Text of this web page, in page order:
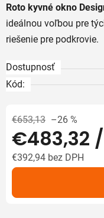
Roto kyvné okno
ideálnou voľbou pre
riešenie pre podkrovie.
Dostupnosť
Kód:
€653,13 –26 %
€483,32
€392,94 bez DPH